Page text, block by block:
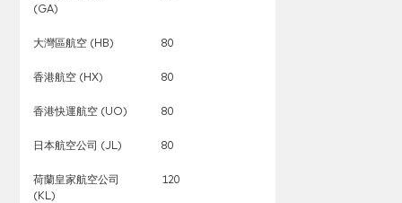
(GA)
大灣區航空 (HB) 80
香港航空 (HX) 80
香港快運航空 (UO) 80
日本航空公司 (JL) 80
荷蘭皇家航空公司
(KL)
120